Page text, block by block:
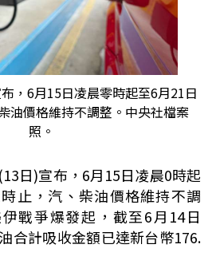
，6月15日凌晨零時起至6月21日
油價格維持不調整。中央社檔案
照。
日)宣布，6月15日凌晨0時起
止，汽、柴油價格維持不調
戰爭爆發起，截至6月14日
合計吸收金額已達新台幣176.